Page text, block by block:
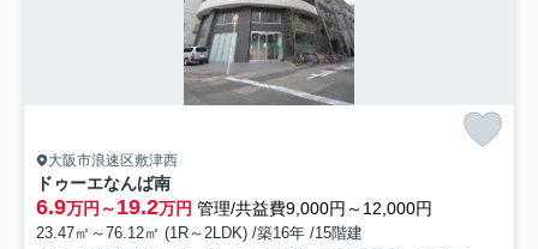
大阪市浪速区敷津西
ドゥーエなんば南
6.9万円～19.2万円 管理/共益費9,000円～12,000円
23.47㎡～76.12㎡ (1R～2LDK) /築16年 /15階建